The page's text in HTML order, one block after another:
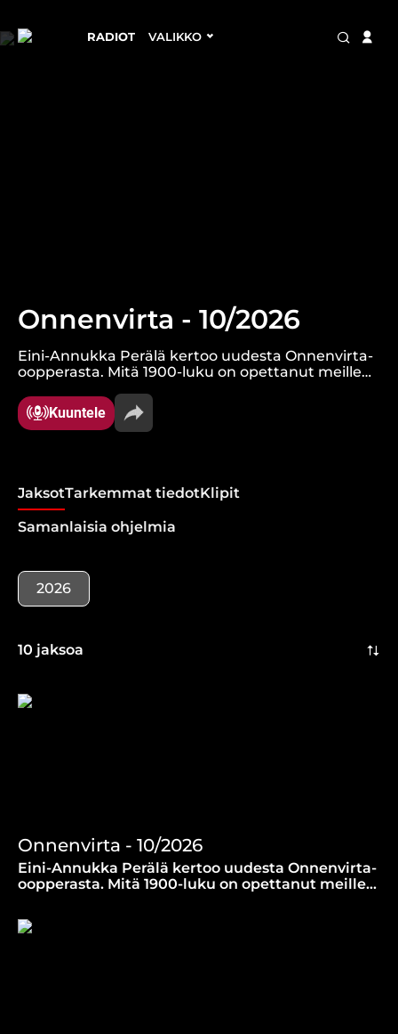
RADIOT VALIKKO
Onnenvirta - 10/2026
Eini-Annukka Perälä kertoo uudesta Onnenvirta-
oopperasta. Mitä 1900-luku on opettanut meille
(7.8.2026)
Kuuntele
JaksotTarkemmat tiedotKlipit
Samanlaisia ohjelmia
2026
10 jaksoa
Onnenvirta - 10/2026
Eini-Annukka Perälä kertoo uudesta Onnenvirta-
oopperasta. Mitä 1900-luku on opettanut meille
(7.8.2026)